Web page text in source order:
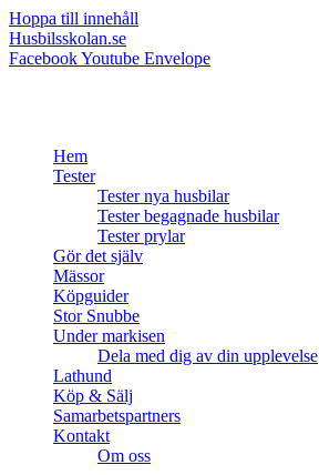
Hoppa till innehåll
Husbilsskolan.se
FacebookYoutube Envelope
Hem
Tester
Tester nya husbilar
Tester begagnade husbilar
Tester prylar
Gör det själv
Mässor
Köpguider
Stor Snubbe
Under markisen
Dela med dig av din upplevelse
Lathund
Köp & Sälj
Samarbetspartners
Kontakt
Om oss